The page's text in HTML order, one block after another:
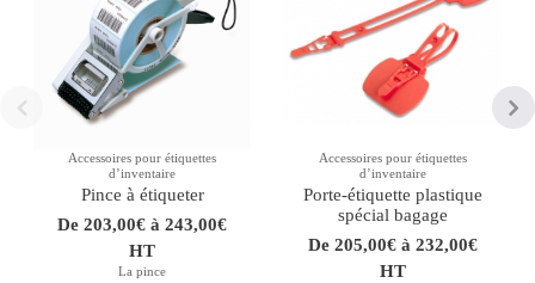
Accessoires pour étiquettes
dʼinventaire
Pince à étiqueter
De 203,00€ à 243,00€
HT
La pince
Accessoires pour étiquettes
dʼinventaire
Porte-étiquette plastique
spécial bagage
De 205,00€ à 232,00€
HT